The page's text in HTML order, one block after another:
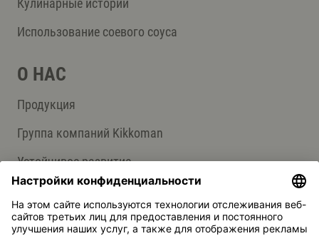
Кулинарные истории
Использование соевого соуса
О НАС
Продукция
Группа компаний Kikkoman
Устойчивое развитие
СЛУЖБА ПОДДЕРЖКИ